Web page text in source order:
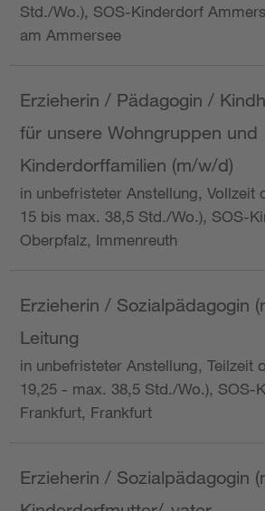
Std./Wo.), SOS-Kinderdorf
am Ammersee
Erzieherin / Pädagogin /
für unsere Wohngruppen und
Kinderdorffamilien (m/w/d)
in unbefristeter Anstellung, Vollzeit
15 bis max. 38,5 Std./Wo.), SOS-
Oberpfalz, Immenreuth
Erzieherin / Sozialpädagogin
Leitung
in unbefristeter Anstellung, Teilzeit
19,25 - max. 38,5 Std./Wo.), SOS-
Frankfurt, Frankfurt
Erzieherin / Sozialpädagogin